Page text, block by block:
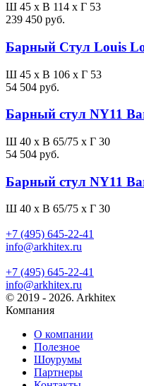
Ш 45 x В 114 x Г 53
239 450 руб.
Барный Стул Louis
Ш 45 x В 106 x Г 53
54 504 руб.
Барный стул NY11
Ш 40 x В 65/75 x Г 30
54 504 руб.
Барный стул NY11
Ш 40 x В 65/75 x Г 30
+7 (495) 645-22-41
info@arkhitex.ru
+7 (495) 645-22-41
info@arkhitex.ru
© 2019 - 2026. Arkhitex
Компания
О компании
Полезное
Шоурумы
Партнеры